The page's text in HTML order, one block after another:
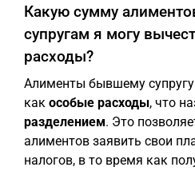
Какую сумму
супругам я могу
расходы?
Алименты бывшему
как особые расходы, что
разделением. Это
алиментов заявить свои
налогов, в то время как